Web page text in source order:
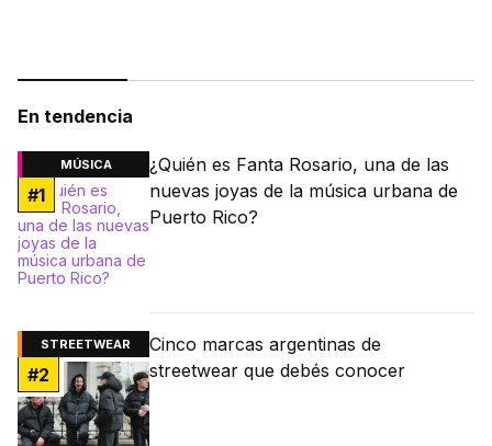
En tendencia
MÚSICA
#1
¿Quién es Fanta Rosario, una de las
nuevas joyas de la música urbana de
Puerto Rico?
STREETWEAR
#2
Cinco marcas argentinas de
streetwear que debés conocer